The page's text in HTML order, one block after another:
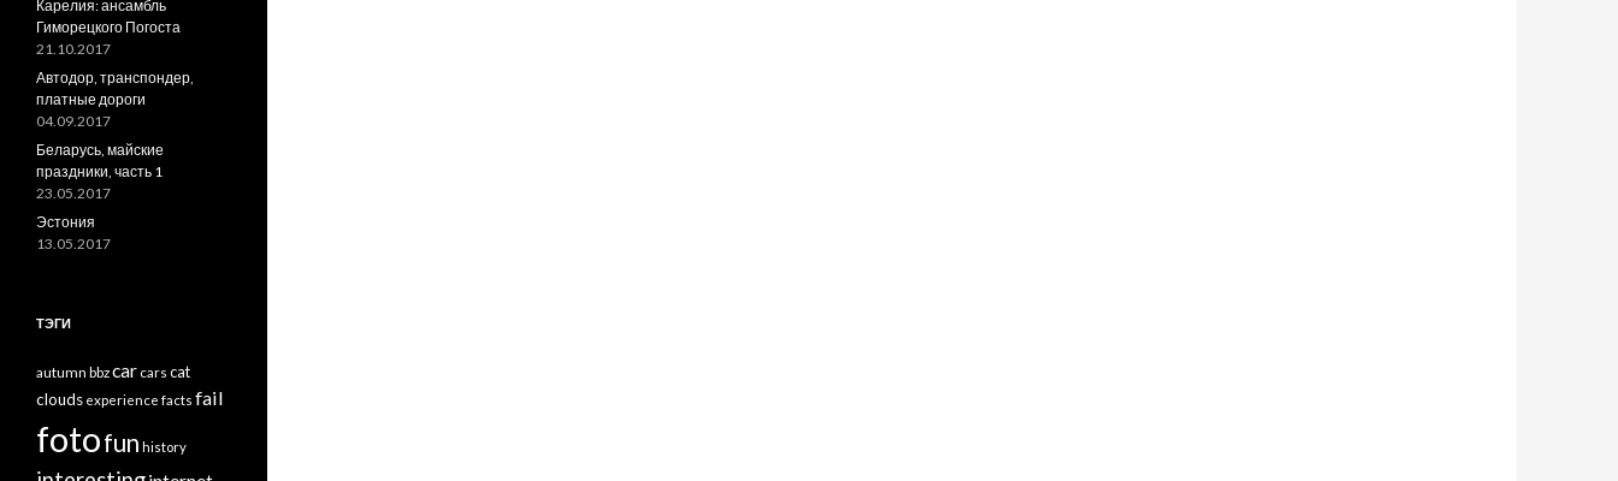
Карелия: ансамбль
Гиморецкого Погоста
21.10.2017
Автодор, транспондер,
платные дороги
04.09.2017
Беларусь, майские
праздники, часть 1
23.05.2017
Эстония
13.05.2017
ТЭГИ
autumn bbzcar cars cat
clouds experience facts fail
fotofun history